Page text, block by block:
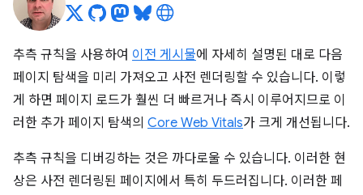
추측 규칙을 사용하여 이전 게시물에 자세히 설명된 대로 다음
페이지 탐색을 미리 가져오고 사전 렌더링할 수 있습니다. 이렇
게 하면 페이지 로드가 훨씬 더 빠르거나 즉시 이루어지므로 이
러한 추가 페이지 탐색의 Core Web Vitals가 크게 개선됩니다.
추측 규칙을 디버깅하는 것은 까다로울 수 있습니다. 이러한 현
상은 사전 렌더링된 페이지에서 특히 두드러집니다. 이러한 페